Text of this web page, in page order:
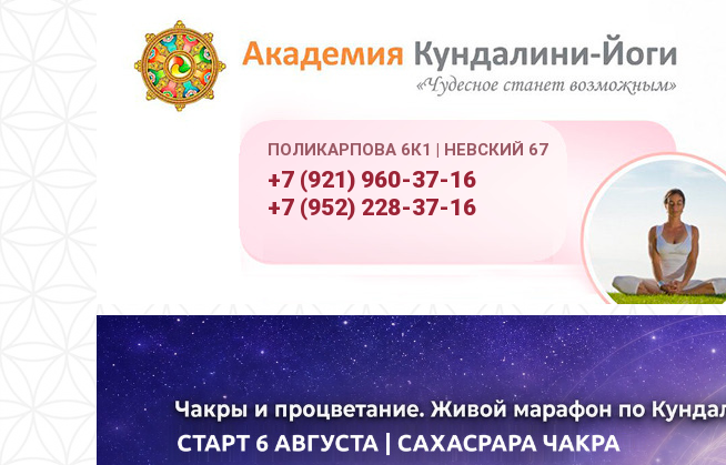
ПОЛИКАРПОВА 6К1 | НЕВСКИЙ 67
+7 (921) 960-37-16
+7 (952) 228-37-16